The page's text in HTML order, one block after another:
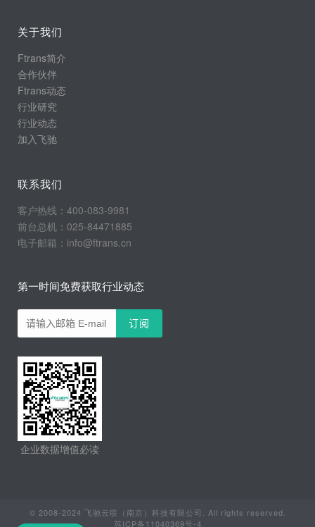
关于我们
Ftrans简介
合作伙伴
Ftrans动态
行业研究
行业动态
加入飞驰
联系我们
客户热线：400-083-9981
前台总机：025-84471885
电子邮箱：info@ftrans.cn
第一时间免费获取行业动态
企业数据增值必读
© 2008-2024 飞驰云联（南京）科技有限公司. All rights reserved.
苏ICP备11040369号-4